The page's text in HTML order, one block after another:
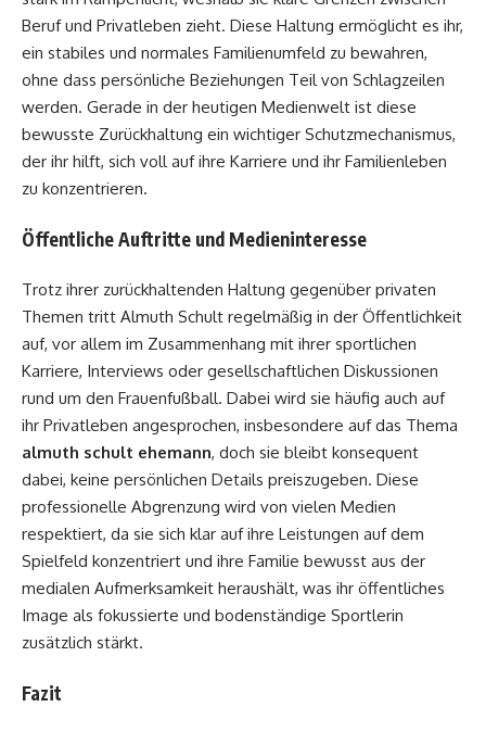
Beruf und Privatleben zieht. Diese Haltung ermöglicht es ihr,
ein stabiles und normales Familienumfeld zu bewahren,
ohne dass persönliche Beziehungen Teil von Schlagzeilen
werden. Gerade in der heutigen Medienwelt ist diese
bewusste Zurückhaltung ein wichtiger Schutzmechanismus,
der ihr hilft, sich voll auf ihre Karriere und ihr Familienleben
zu konzentrieren.
Öffentliche Auftritte und Medieninteresse
Trotz ihrer zurückhaltenden Haltung gegenüber privaten
Themen tritt Almuth Schult regelmäßig in der Öffentlichkeit
auf, vor allem im Zusammenhang mit ihrer sportlichen
Karriere, Interviews oder gesellschaftlichen Diskussionen
rund um den Frauenfußball. Dabei wird sie häufig auch auf
ihr Privatleben angesprochen, insbesondere auf das Thema
almuth schult ehemann, doch sie bleibt konsequent
dabei, keine persönlichen Details preiszugeben. Diese
professionelle Abgrenzung wird von vielen Medien
respektiert, da sie sich klar auf ihre Leistungen auf dem
Spielfeld konzentriert und ihre Familie bewusst aus der
medialen Aufmerksamkeit heraushält, was ihr öffentliches
Image als fokussierte und bodenständige Sportlerin
zusätzlich stärkt.
Fazit